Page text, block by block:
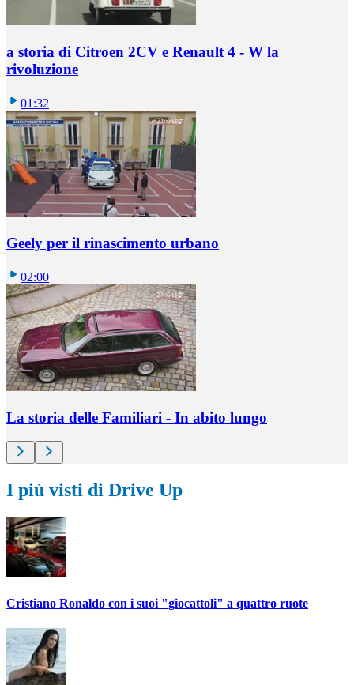
a storia di Citroen 2CV e Renault 4 - W la
rivoluzione
01:32
Geely per il rinascimento urbano
02:00
La storia delle Familiari - In abito lungo
I più visti di Drive Up
Cristiano Ronaldo con i suoi "giocattoli" a quattro ruote